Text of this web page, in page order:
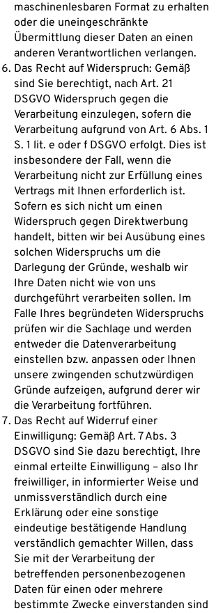
maschinenlesbaren Format zu erhalten
oder die uneingeschränkte
Übermittlung dieser Daten an einen
anderen Verantwortlichen verlangen.
Das Recht auf Widerspruch: Gemäß
sind Sie berechtigt, nach Art. 21
DSGVO Widerspruch gegen die
Verarbeitung einzulegen, sofern die
Verarbeitung aufgrund von Art. 6 Abs. 1
S. 1 lit. e oder f DSGVO erfolgt. Dies ist
insbesondere der Fall, wenn die
Verarbeitung nicht zur Erfüllung eines
Vertrags mit Ihnen erforderlich ist.
Sofern es sich nicht um einen
Widerspruch gegen Direktwerbung
handelt, bitten wir bei Ausübung eines
solchen Widerspruchs um die
Darlegung der Gründe, weshalb wir
Ihre Daten nicht wie von uns
durchgeführt verarbeiten sollen. Im
Falle Ihres begründeten Widerspruchs
prüfen wir die Sachlage und werden
entweder die Datenverarbeitung
einstellen bzw. anpassen oder Ihnen
unsere zwingenden schutzwürdigen
Gründe aufzeigen, aufgrund derer wir
die Verarbeitung fortführen.
Das Recht auf Widerruf einer
Einwilligung: Gemäß Art. 7 Abs. 3
DSGVO sind Sie dazu berechtigt, Ihre
einmal erteilte Einwilligung – also Ihr
freiwilliger, in informierter Weise und
unmissverständlich durch eine
Erklärung oder eine sonstige
eindeutige bestätigende Handlung
verständlich gemachter Willen, dass
Sie mit der Verarbeitung der
betreffenden personenbezogenen
Daten für einen oder mehrere
bestimmte Zwecke einverstanden sind